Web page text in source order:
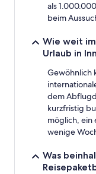
als
beim
Wie weit
Urlaub in
Gewöhnlich
dem
kurzfristig
möglich, ein
wenige
Was